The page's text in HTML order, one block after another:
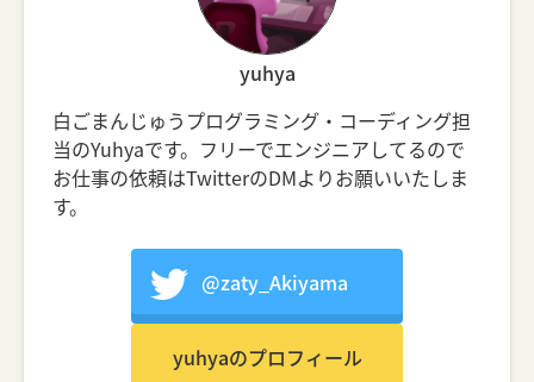
yuhya
白ごまんじゅうプログラミング・コーディング担
当のYuhyaです。フリーでエンジニアしてるので
お仕事の依頼はTwitterのDMよりお願いいたしま
す。
@zaty_Akiyama
yuhyaのプロフィール